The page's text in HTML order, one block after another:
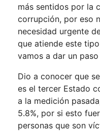
más sentidos por la
corrupción, por eso
necesidad urgente
que atiende este
vamos a dar un paso
Dio a conocer que
es el tercer Estado
a la medición
5.8%, por si esto
personas que son